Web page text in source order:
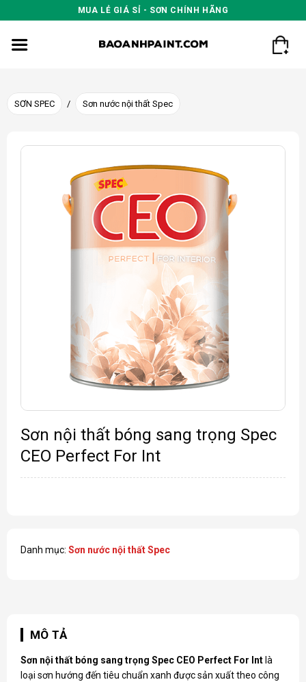
to
content
MUA LẺ GIÁ SỈ - SƠN CHÍNH HÃNG
SƠN SPEC / Sơn nước nội thất Spec
Sơn nội thất bóng sang trọng Spec
CEO Perfect For Int
Danh mục: Sơn nước nội thất Spec
MÔ TẢ
Sơn nội thất bóng sang trọng Spec CEO Perfect For Intlà
loại sơn hướng đến tiêu chuẩn xanh được sản xuất theo công